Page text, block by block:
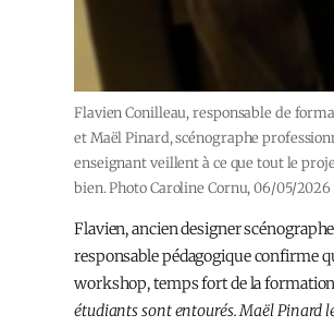
Flavien Conilleau, responsable de
et Maël Pinard, scénographe
enseignant veillent à ce que tout le
bien. Photo Caroline Cornu, 06/05/2026
Flavien, ancien designer
responsable pédagogique confirme
workshop, temps fort de la
étudiants sont entourés. Maël Pinard